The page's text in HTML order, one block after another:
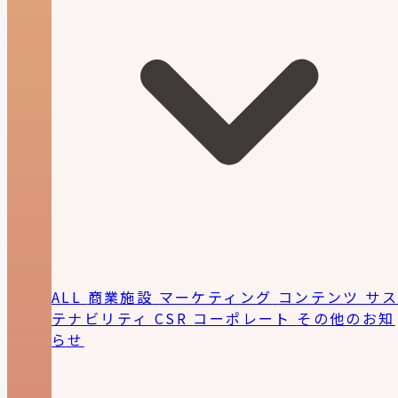
ALL 商業施設 マーケティング コンテンツ サス
テナビリティ CSR コーポレート その他のお知
らせ